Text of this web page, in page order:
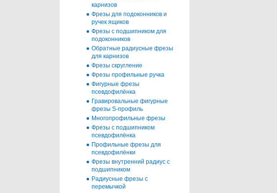
карнизов
Фрезы для подоконников и
ручек ящиков
Фрезы с подшипником для
подоконников
Обратные радиусные фрезы
для карнизов
Фрезы скругление
Фрезы профильные ручка
Фигурные фрезы
псевдофилёнка
Гравировальные фигурные
фрезы S-профиль
Многопрофильные фрезы
Фрезы с подшипником
псевдофилёнка
Профильные фрезы для
псевдофилёнки
Фрезы внутренний радиус с
подшипником
Радиусные фрезы с
перемычкой